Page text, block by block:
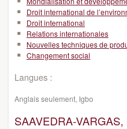
Droit international de
Droit international
Relations internationales
Nouvelles techniques de
Changement social
Langues :
Anglais seulement, Igbo
SAAVEDRA-